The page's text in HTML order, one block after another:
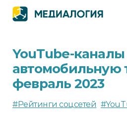
YouTube-каналы
автомобильную
февраль 2023
#Рейтинги соцсетей